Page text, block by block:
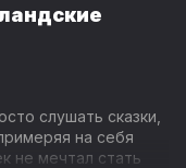
слушать сказки,
на себя
не мечтал стать